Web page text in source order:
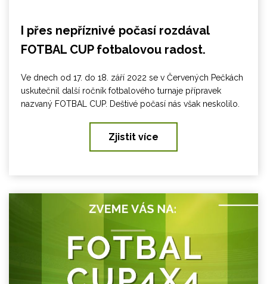
I přes nepříznivé počasí rozdával
FOTBAL CUP fotbalovou radost.
Ve dnech od 17. do 18. září 2022 se v Červených Pečkách
uskutečnil další ročník fotbalového turnaje přípravek
nazvaný FOTBAL CUP. Deštivé počasí nás však neskolilo.
Zjistit více